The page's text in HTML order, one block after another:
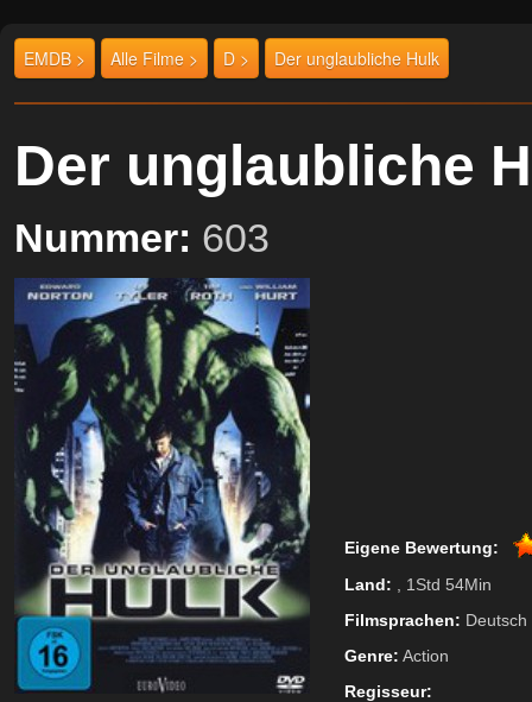
EMDB > Alle Filme > D > Der unglaubliche Hulk
Der unglaubliche
Nummer: 603
Eigene Bewertung:
Land: , 1Std 54Min
Filmsprachen: Deutsch
Genre: Action
Regisseur: